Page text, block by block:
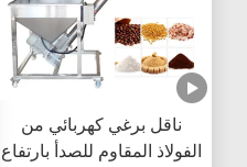
ناقل برغي كهربائي من
الفولاذ المقاوم للصدأ بارتفاع